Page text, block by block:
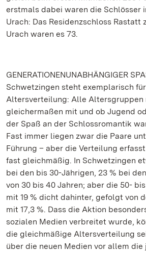
erstmals dabei waren die Schlösser
Urach: Das Residenzschloss Rastatt
Urach waren es 73.
GENERATIONENUNABHÄNGIGER
Schwetzingen steht exemplarisch
Altersverteilung: Alle Altersgruppen
gleichermaßen mit und ob Jugend
der Spaß an der Schlossromantik
Fast immer liegen zwar die Paare
Führung – aber die Verteilung
fast gleichmäßig. In Schwetzingen
bei den bis 30-Jährigen, 23 % bei
von 30 bis 40 Jahren; aber die 50-
mit 19 % dicht dahinter, gefolgt von
mit 17,3 %. Dass die Aktion
sozialen Medien verbreitet wurde,
die gleichmäßige Altersverteilung
über die neuen Medien vor allem die